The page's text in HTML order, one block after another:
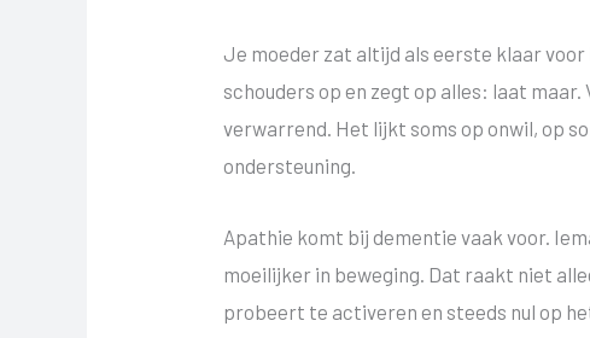
Je moeder zat altijd als eerste klaar
schouders op en zegt op alles: laat
verwarrend. Het lijkt soms op onwil, op
ondersteuning.
Apathie komt bij dementie vaak voor.
moeilijker in beweging. Dat raakt niet
probeert te activeren en steeds nul op